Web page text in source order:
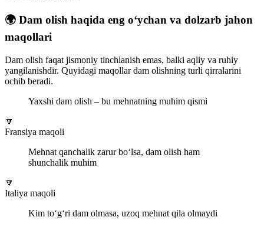
🌍 Dam olish haqida eng o‘ychan va dolzarb jahon
maqollari
Dam olish faqat jismoniy tinchlanish emas, balki aqliy va ruhiy
yangilanishdir. Quyidagi maqollar dam olishning turli qirralarini
ochib beradi.
Yaxshi dam olish – bu mehnatning muhim qismi
🔽
Fransiya maqoli
Mehnat qanchalik zarur bo‘lsa, dam olish ham
shunchalik muhim
🔽
Italiya maqoli
Kim to‘g‘ri dam olmasa, uzoq mehnat qila olmaydi